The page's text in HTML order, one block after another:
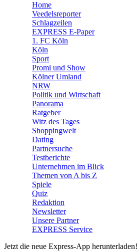
🛒 Shoppingwelt
Home
Veedelsreporter
Schlagzeilen
EXPRESS E-Paper
1. FC Köln
Köln
Sport
Promi und Show
Kölner Umland
NRW
Politik und Wirtschaft
Panorama
Ratgeber
Witz des Tages
Shoppingwelt
Dating
Partnersuche
Testberichte
Unternehmen im Blick
Themen von A bis Z
Spiele
Quiz
Redaktion
Newsletter
Unsere Partner
EXPRESS Service
Jetzt die neue Express-App herunterladen!